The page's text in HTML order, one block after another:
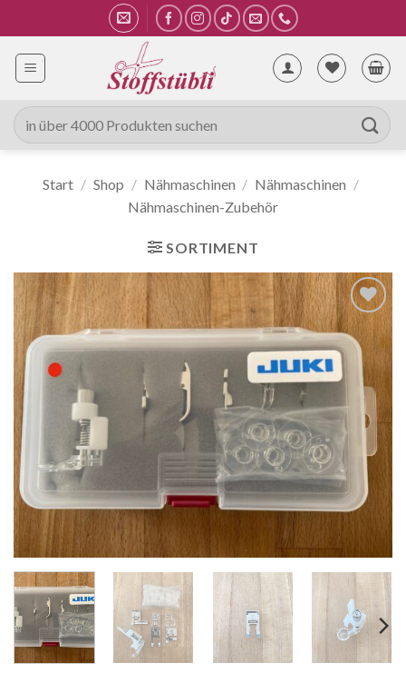
Inhalt
springen
Suche
nach:
Start / Shop / Nähmaschinen / Nähmaschinen /
Nähmaschinen-Zubehör
SORTIMENT
Auf die
Wunschliste